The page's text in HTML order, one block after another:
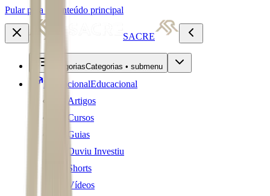
Pular para o conteúdo principal
SACRE
CategoriasCategorias • submenu
EducacionalEducacional
Artigos
Cursos
Guias
Ouviu Investiu
Shorts
Vídeos